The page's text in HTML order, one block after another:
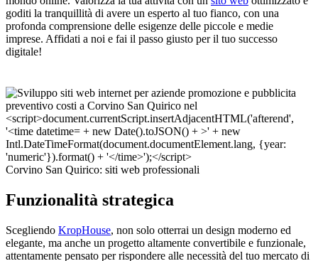
goditi la tranquillità di avere un esperto al tuo fianco, con una
profonda comprensione delle esigenze delle piccole e medie
imprese. Affidati a noi e fai il passo giusto per il tuo successo
digitale!
Corvino San Quirico: siti web professionali
Funzionalità strategica
Scegliendo KropHouse, non solo otterrai un design moderno ed
elegante, ma anche un progetto altamente convertibile e funzionale,
attentamente pensato per rispondere alle necessità del tuo mercato di